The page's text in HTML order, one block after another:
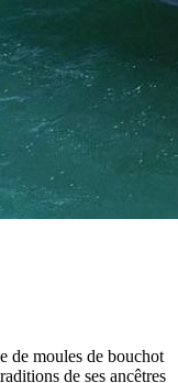
de moules de bouchot
de ses ancêtres